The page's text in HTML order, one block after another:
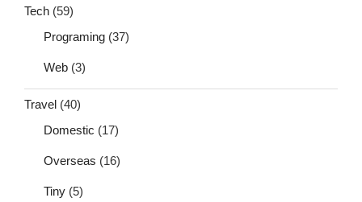
Tech (59)
Programing (37)
Web (3)
Travel (40)
Domestic (17)
Overseas (16)
Tiny (5)